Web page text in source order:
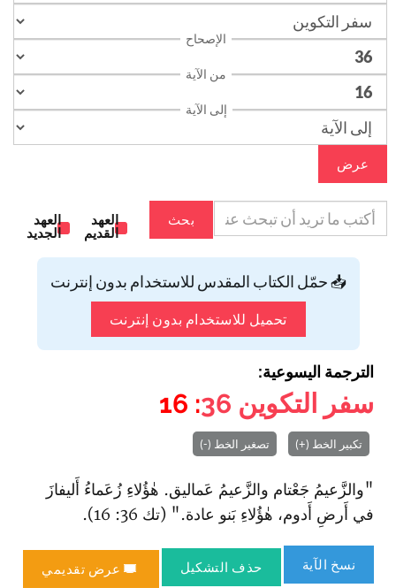
الإصحاح
من الآية
إلى الآية
عرض
بحث
العهد
القديم
العهد
الجديد
📥 حمّل الكتاب المقدس للاستخدام بدون إنترنت
تحميل للاستخدام بدون إنترنت
الترجمة اليسوعية:
سفر التكوين 36
: 16
تكبير الخط (+) تصغير الخط (-)
"والزَّعيمُ جَعْتام والزَّعيمُ عَماليق. هٰؤُلاءِ زُعَماءُ أَليفازَ
في أَرضِ أَدوم، هٰؤُلاءِ بَنو عادة." (تك 36: 16).
نسخ الآية حذف التشكيل عرض تقديمي